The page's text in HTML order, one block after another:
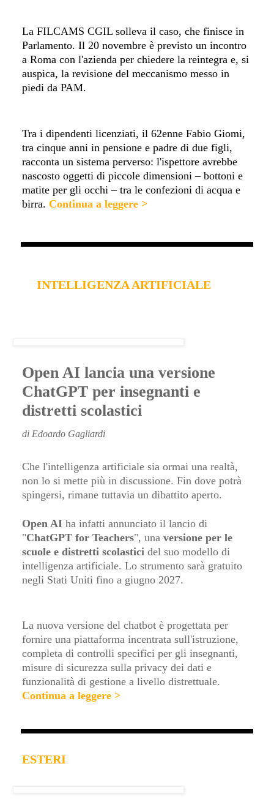
La FILCAMS CGIL solleva il caso, che finisce in
Parlamento. Il 20 novembre è previsto un incontro
a Roma con l'azienda per chiedere la reintegra e, si
auspica, la revisione del meccanismo messo in
piedi da PAM.
Tra i dipendenti licenziati, il 62enne Fabio Giomi,
tra cinque anni in pensione e padre di due figli,
racconta un sistema perverso: l'ispettore avrebbe
nascosto oggetti di piccole dimensioni – bottoni e
matite per gli occhi – tra le confezioni di acqua e
birra. Continua a leggere >
INTELLIGENZA ARTIFICIALE
Open AI lancia una versione
ChatGPT per insegnanti e
distretti scolastici
di Edoardo Gagliardi
Che l'intelligenza artificiale sia ormai una realtà,
non lo si mette più in discussione. Fin dove potrà
spingersi, rimane tuttavia un dibattito aperto.
Open AI ha infatti annunciato il lancio di
"ChatGPT for Teachers", una versione per le
scuole e distretti scolastici del suo modello di
intelligenza artificiale. Lo strumento sarà gratuito
negli Stati Uniti fino a giugno 2027.
La nuova versione del chatbot è progettata per
fornire una piattaforma incentrata sull'istruzione,
completa di controlli specifici per gli insegnanti,
misure di sicurezza sulla privacy dei dati e
funzionalità di gestione a livello distrettuale.
Continua a leggere >
ESTERI